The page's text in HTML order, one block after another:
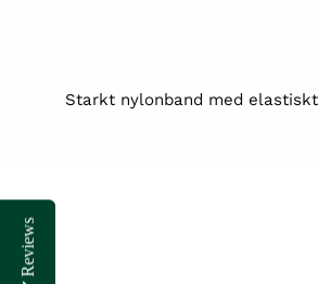
Reviews
Starkt nylonband med
Reviews